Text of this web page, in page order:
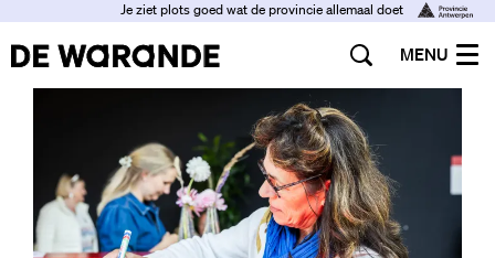
Je ziet plots goed wat de provincie allemaal doet
MENU